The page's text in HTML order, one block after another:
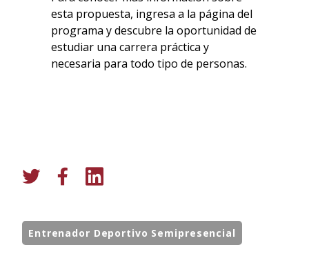
esta propuesta, ingresa a la página del
programa y descubre la oportunidad de
estudiar una carrera práctica y
necesaria para todo tipo de personas.
Entrenador Deportivo Semipresencial